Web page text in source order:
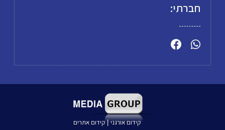
חברתי:
קידום אורגני|קידום אתרים